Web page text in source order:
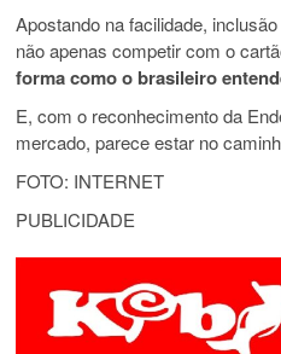
Apostando na facilidade,
não apenas competir com o
forma como o brasileiro
E, com o reconhecimento da
mercado, parece estar no
FOTO: INTERNET
PUBLICIDADE